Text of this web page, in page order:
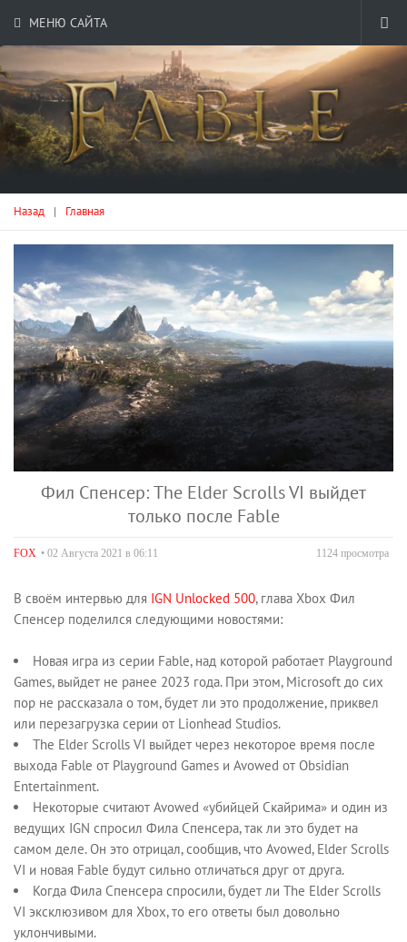
МЕНЮ САЙТА
Назад | Главная
Фил Спенсер: The Elder Scrolls VI выйдет
только после Fable
FOX • 02 Августа 2021 в 06:11 1124 просмотра
В своём интервью для IGN Unlocked 500, глава Xbox Фил
Спенсер поделился следующими новостями:
Новая игра из серии Fable, над которой работает Playground
Games, выйдет не ранее 2023 года. При этом, Microsoft до сих
пор не рассказала о том, будет ли это продолжение, приквел
или перезагрузка серии от Lionhead Studios.
The Elder Scrolls VI выйдет через некоторое время после
выхода Fable от Playground Games и Avowed от Obsidian
Entertainment.
Некоторые считают Avowed «убийцей Скайрима» и один из
ведущих IGN спросил Фила Спенсера, так ли это будет на
самом деле. Он это отрицал, сообщив, что Avowed, Elder Scrolls
VI и новая Fable будут сильно отличаться друг от друга.
Когда Фила Спенсера спросили, будет ли The Elder Scrolls
VI эксклюзивом для Xbox, то его ответы был довольно
уклончивыми.